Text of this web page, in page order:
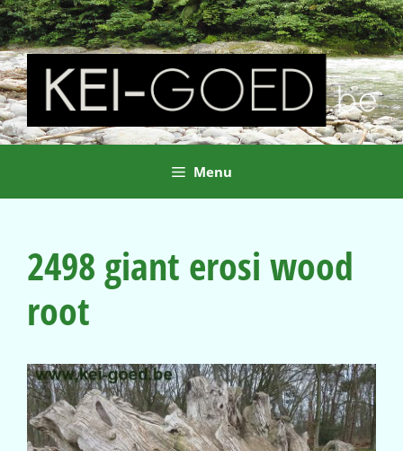
Ga
naar
de
inhoud
Menu
2498 giant erosi wood
root